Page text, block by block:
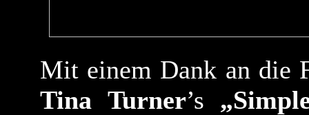
Mit einem Dank an die
Tina Turner’s